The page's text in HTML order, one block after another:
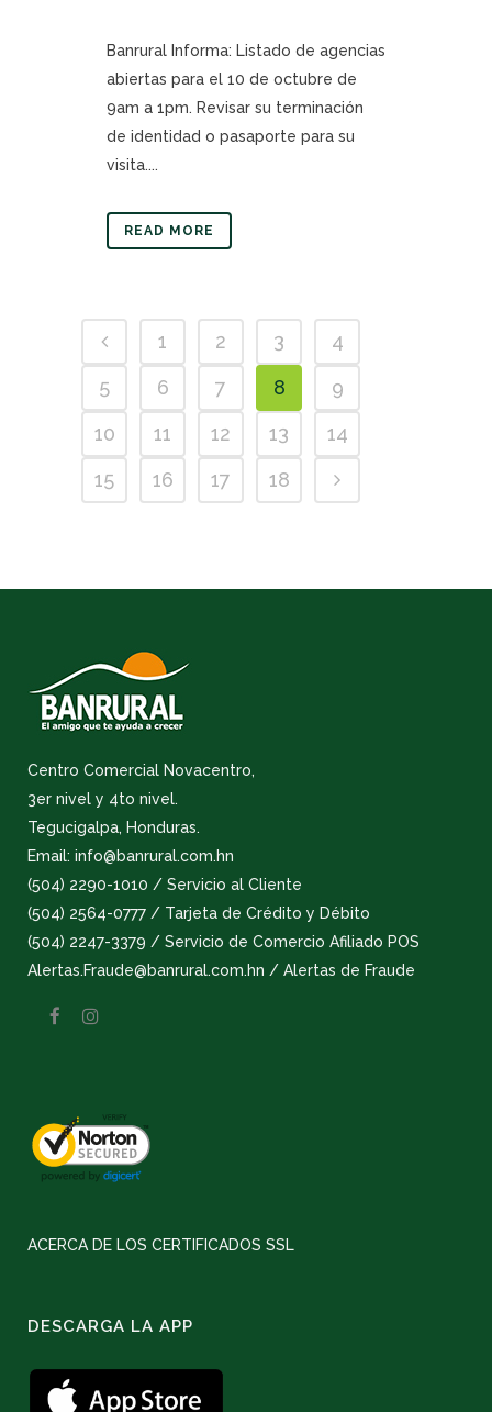
Banrural Informa: Listado de agencias
abiertas para el 10 de octubre de
9am a 1pm. Revisar su terminación
de identidad o pasaporte para su
visita....
READ MORE
1 2 3
4
5
6 7 8
9
10
11 12 13
14
15
16 17 18
Centro Comercial Novacentro,
3er nivel y 4to nivel.
Tegucigalpa, Honduras.
Email: info@banrural.com.hn
(504) 2290-1010 / Servicio al Cliente
(504) 2564-0777 / Tarjeta de Crédito y Débito
(504) 2247-3379 / Servicio de Comercio Afiliado POS
Alertas.Fraude@banrural.com.hn / Alertas de Fraude
ACERCA DE LOS CERTIFICADOS SSL
DESCARGA LA APP